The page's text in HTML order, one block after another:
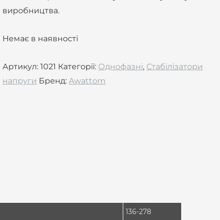
виробництва.
Немає в наявності
Артикул:1021 Категорії: Однофазні, Стабілізатори
напруги Бренд:Awattom
136-278